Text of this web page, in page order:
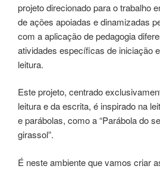
projeto direcionado para o trabalho
de ações apoiadas e dinamizadas
com a aplicação de pedagogia
atividades específicas de iniciação
leitura.
Este projeto, centrado
leitura e da escrita, é inspirado na
e parábolas, como a “Parábola do
girassol”.
É neste ambiente que vamos criar